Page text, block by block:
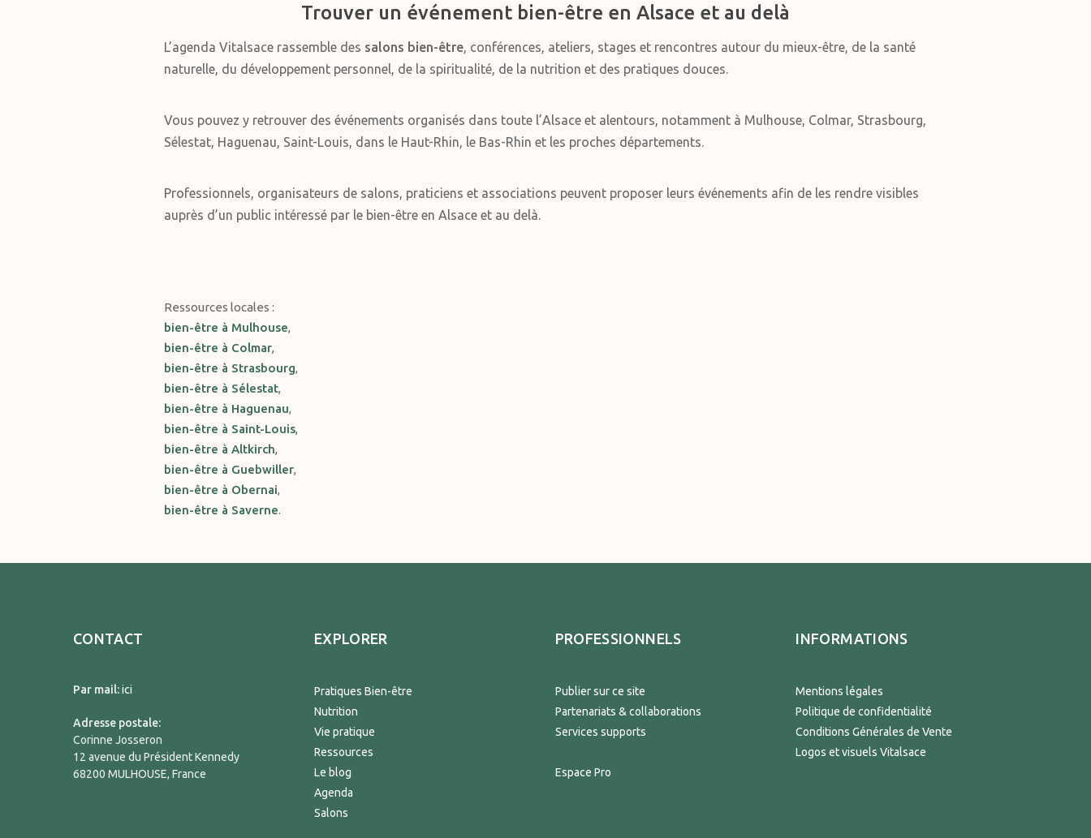
Trouver un événement bien-être en Alsace et au delà
L’agenda Vitalsace rassemble des salons bien-être, conférences, ateliers, stages et rencontres autour du mieux-être, de la santé
naturelle, du développement personnel, de la spiritualité, de la nutrition et des pratiques douces.
Vous pouvez y retrouver des événements organisés dans toute l’Alsace et alentours, notamment à Mulhouse, Colmar, Strasbourg,
Sélestat, Haguenau, Saint-Louis, dans le Haut-Rhin, le Bas-Rhin et les proches départements.
Professionnels, organisateurs de salons, praticiens et associations peuvent proposer leurs événements afin de les rendre visibles
auprès d’un public intéressé par le bien-être en Alsace et au delà.
Ressources locales :
bien-être à Mulhouse,
bien-être à Colmar,
bien-être à Strasbourg,
bien-être à Sélestat,
bien-être à Haguenau,
bien-être à Saint-Louis,
bien-être à Altkirch,
bien-être à Guebwiller,
bien-être à Obernai,
bien-être à Saverne.
CONTACT
Par mail:ici
Adresse postale:
Corinne Josseron
12 avenue du Président Kennedy
68200 MULHOUSE, France
EXPLORER
Pratiques Bien-être
Nutrition
Vie pratique
Ressources
Le blog
Agenda
Salons
PROFESSIONNELS
Publier sur ce site
Partenariats & collaborations
Services supports
Espace Pro
INFORMATIONS
Mentions légales
Politique de confidentialité
Conditions Générales de Vente
Logos et visuels Vitalsace